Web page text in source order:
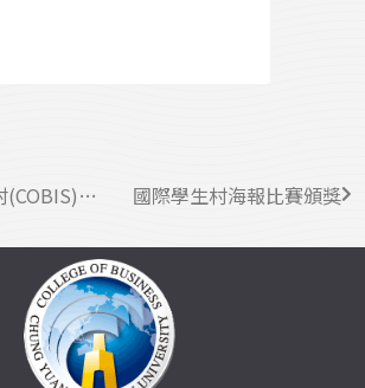
商學院國際學生村(COBIS)開幕典禮 國際學生村海報比賽頒獎